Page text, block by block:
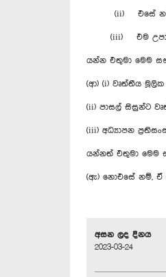
(ii) එසේ නම්,
(iii) එම
යන්න එතුමා මෙම
(ආ) (i) වෘත්තීය
(ii) පාසල් සිසුන්ට
(iii) අධ්‍යාපන
යන්නත් එතුමා මෙම
(ඇ) නොඑසේ නම්, ඒ
අසන ලද දිනය
2023-03-24